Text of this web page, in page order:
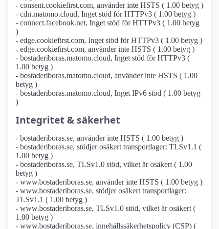
- consent.cookiefirst.com, använder inte HSTS ( 1.00 betyg )
- cdn.matomo.cloud, Inget stöd för HTTPv3 ( 1.00 betyg )
- connect.facebook.net, Inget stöd för HTTPv3 ( 1.00 betyg
)
- edge.cookiefirst.com, Inget stöd för HTTPv3 ( 1.00 betyg )
- edge.cookiefirst.com, använder inte HSTS ( 1.00 betyg )
- bostaderiboras.matomo.cloud, Inget stöd för HTTPv3 (
1.00 betyg )
- bostaderiboras.matomo.cloud, använder inte HSTS ( 1.00
betyg )
- bostaderiboras.matomo.cloud, Inget IPv6 stöd ( 1.00 betyg
)
Integritet & säkerhet
- bostaderiboras.se, använder inte HSTS ( 1.00 betyg )
- bostaderiboras.se, stödjer osäkert transportlager: TLSv1.1 (
1.00 betyg )
- bostaderiboras.se, TLSv1.0 stöd, vilket är osäkert ( 1.00
betyg )
- www.bostaderiboras.se, använder inte HSTS ( 1.00 betyg )
- www.bostaderiboras.se, stödjer osäkert transportlager:
TLSv1.1 ( 1.00 betyg )
- www.bostaderiboras.se, TLSv1.0 stöd, vilket är osäkert (
1.00 betyg )
- www.bostaderiboras.se, innehållssäkerhetspolicy (CSP) (